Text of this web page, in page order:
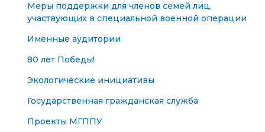
Меры поддержки для членов семей лиц,
участвующих в специальной военной операции
Именные аудитории
80 лет Победы!
Экологические инициативы
Государственная гражданская служба
Проекты МГППУ